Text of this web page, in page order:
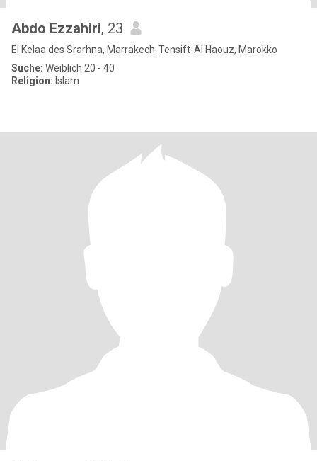
Abdo Ezzahiri, 23
El Kelaa des Srarhna, Marrakech-Tensift-Al Haouz, Marokko
Suche: Weiblich 20 - 40
Religion: Islam